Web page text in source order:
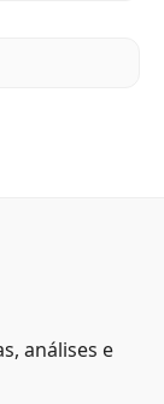
análises e